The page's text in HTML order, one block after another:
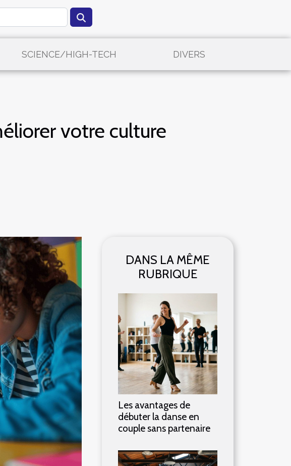
SCIENCE/HIGH-TECH DIVERS
votre culture
DANS LA MÊME
RUBRIQUE
Les avantages de
débuter la danse en
couple sans partenaire